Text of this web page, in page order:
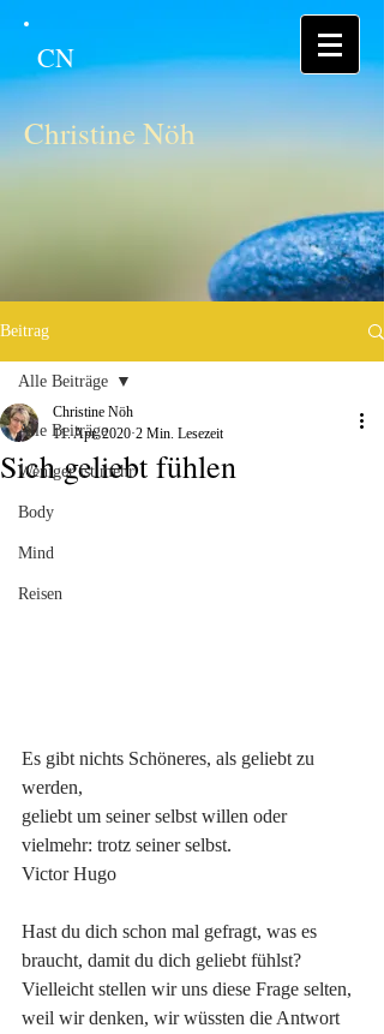
CN
Christine Nöh
Beitrag
Alle Beiträge
Weniger ist mehr
Body
Mind
Reisen
Alle Beiträge
Sich geliebt fühlen
Christine Nöh
11. Apr. 2020 2 Min. Lesezeit
Es gibt nichts Schöneres, als geliebt zu
werden,
geliebt um seiner selbst willen oder
vielmehr: trotz seiner selbst.
Victor Hugo
Hast du dich schon mal gefragt, was es
braucht, damit du dich geliebt fühlst?
Vielleicht stellen wir uns diese Frage selten,
weil wir denken, wir wüssten die Antwort